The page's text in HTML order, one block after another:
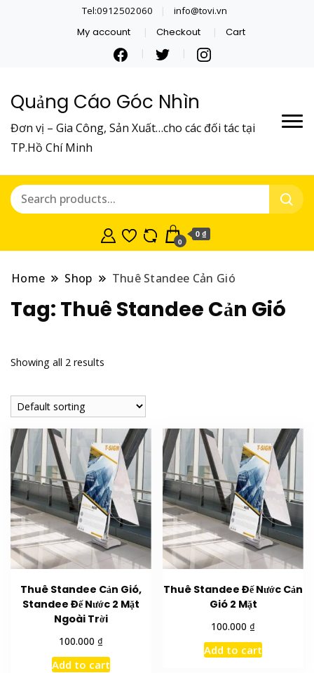
Tel:0912502060 info@tovi.vn
My account Checkout Cart
Quảng Cáo Góc Nhìn
Đơn vị – Gia Công, Sản Xuất…cho các đối tác tại
TP.Hồ Chí Minh
0
0 ₫
Home Shop Thuê Standee Cản Gió
Tag: Thuê Standee Cản Gió
Showing all 2 results
Thuê Standee Cản Gió,
Standee Đế Nước 2 Mặt
Ngoài Trời
100.000 ₫
Add to cart
Thuê Standee Đế Nước Cản
Gió 2 Mặt
100.000 ₫
Add to cart